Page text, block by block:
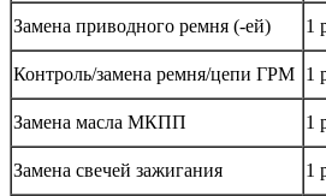
Замена приводного ремня (-ей)
1
Контроль/замена ремня/цепи ГРМ 1
Замена масла МКПП
1
Замена свечей зажигания
1